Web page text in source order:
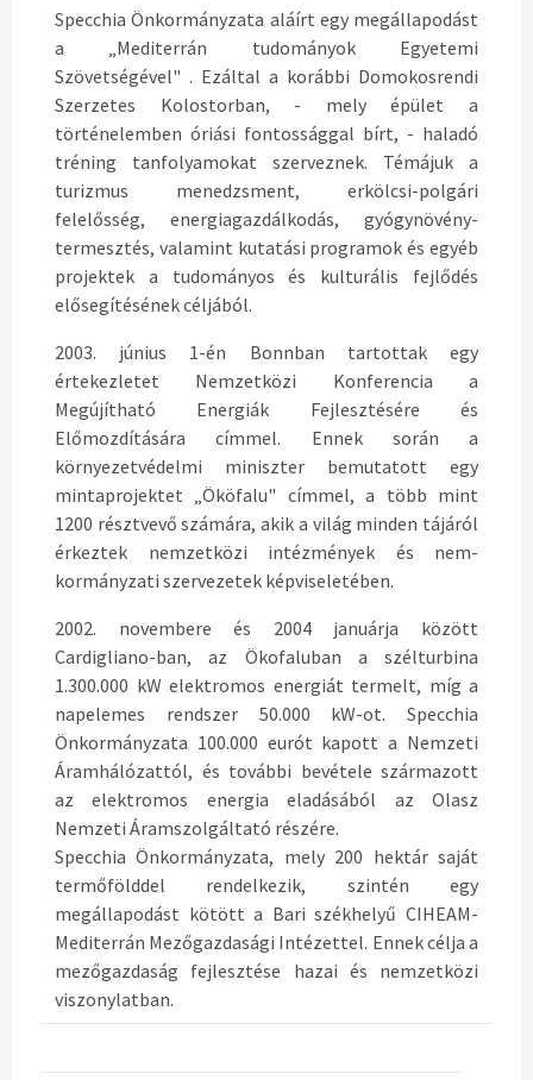
Specchia Önkormányzata aláírt egy megállapodást
a „Mediterrán tudományok Egyetemi
Szövetségével" . Ezáltal a korábbi Domokosrendi
Szerzetes Kolostorban, - mely épület a
történelemben óriási fontossággal bírt, - haladó
tréning tanfolyamokat szerveznek. Témájuk a
turizmus menedzsment, erkölcsi-polgári
felelősség, energiagazdálkodás, gyógynövény-
termesztés, valamint kutatási programok és egyéb
projektek a tudományos és kulturális fejlődés
elősegítésének céljából.
2003. június 1-én Bonnban tartottak egy
értekezletet Nemzetközi Konferencia a
Megújítható Energiák Fejlesztésére és
Előmozdítására címmel. Ennek során a
környezetvédelmi miniszter bemutatott egy
mintaprojektet „Ököfalu" címmel, a több mint
1200 résztvevő számára, akik a világ minden tájáról
érkeztek nemzetközi intézmények és nem-
kormányzati szervezetek képviseletében.
2002. novembere és 2004 januárja között
Cardigliano-ban, az Ökofaluban a szélturbina
1.300.000 kW elektromos energiát termelt, míg a
napelemes rendszer 50.000 kW-ot. Specchia
Önkormányzata 100.000 eurót kapott a Nemzeti
Áramhálózattól, és további bevétele származott
az elektromos energia eladásából az Olasz
Nemzeti Áramszolgáltató részére.
Specchia Önkormányzata, mely 200 hektár saját
termőfölddel rendelkezik, szintén egy
megállapodást kötött a Bari székhelyű CIHEAM-
Mediterrán Mezőgazdasági Intézettel. Ennek célja a
mezőgazdaság fejlesztése hazai és nemzetközi
viszonylatban.